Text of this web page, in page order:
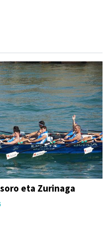
eta Zurinaga